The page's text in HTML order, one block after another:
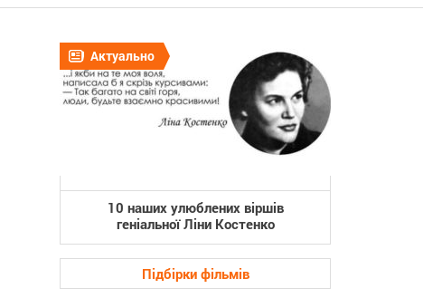
Актуально
10 наших улюблених віршів
геніальної Ліни Костенко
Підбірки фільмів